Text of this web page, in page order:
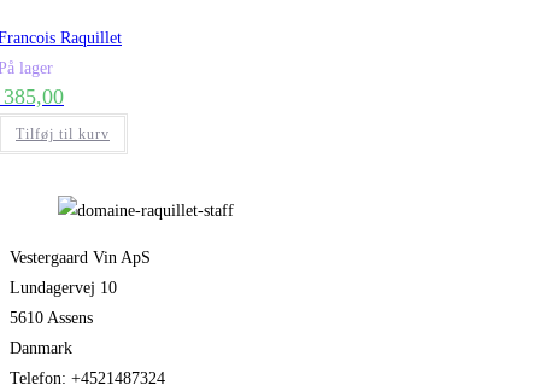
Raquillet
lager
Tilføj til kurv
Vestergaard Vin ApS
Lundagervej 10
5610 Assens
Danmark
Telefon: +4521487324